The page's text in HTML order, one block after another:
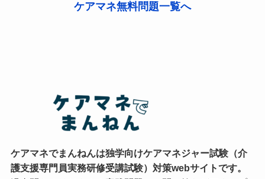
ケアマネ無料問題一覧へ
ケアマネでまんねんは独学向けケアマネジャー試験（介
護支援専門員実務研修受講試験）対策webサイトです。